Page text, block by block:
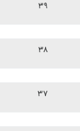
۳۹
۳۸
۳۷